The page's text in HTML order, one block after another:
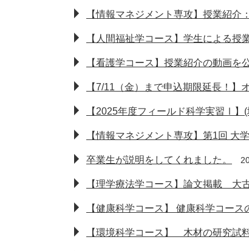
【情報マネジメント専攻】授業紹
【人間福祉学コース】学生による
【看護学コース】授業紹介の動画を
【7/11（金）まで申込期限延長！】
【2025年度フィールド科学実習Ⅰ
【情報マネジメント専攻】第1回 大
卒業生が説明をしてくれました。
【理学療法学コース】論文掲載 大
【健康科学コース】 健康科学コー
【環境科学コース】 木材の研究試